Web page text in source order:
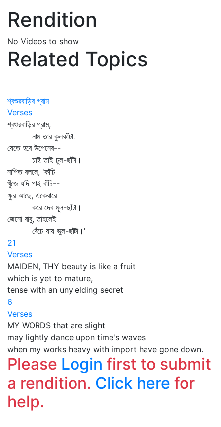
Rendition
No Videos to show
Related Topics
শ্বশুরবাড়ির গ্রাম
Verses
শ্বশুরবাড়ির গ্রাম,
নাম তার কুলকাঁটা,
যেতে হবে উপেনের--
চাই তাই চুল-ছাঁটা।
নাপিত বললে, 'কাঁচি
খুঁজে যদি পাই বাঁচি--
ক্ষুর আছে, একেবারে
করে দেব মূল-ছাঁটা।
জেনো বাবু, তাহলেই
বেঁচে যায় ভুল-ছাঁটা।'
21
Verses
MAIDEN, THY beauty is like a fruit
which is yet to mature,
tense with an unyielding secret
6
Verses
MY WORDS that are slight
may lightly dance upon time's waves
when my works heavy with import have gone down.
Please Login first to submit
a rendition. Click here for
help.